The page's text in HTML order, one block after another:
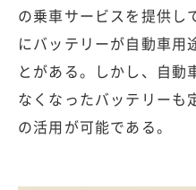
の乗車サービスを提供し
にバッテリーが自動車用
とがある。しかし、自動
なくなったバッテリーも
の活用が可能である。